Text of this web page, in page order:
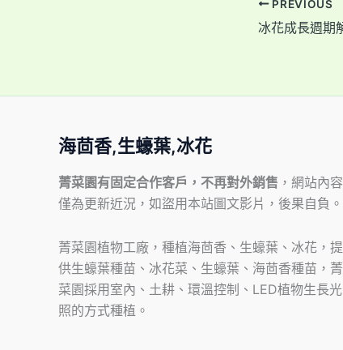
PREVIOUS
海茴香,生蠔葉,冰花
菁菜園有固定合作客戶，不再對外銷售 ，網站內容
僅為更新近況，如盜用本站圖文影片，後果自負。
菁菜園植物工廠，種植海茴香、生蠔葉、冰花，提
供生蠔葉種苗、冰花菜、生蠔葉、海茴香種苗，菁
菜園採用室內、土耕、環溫控制、LED植物生長光
照的方式種植。